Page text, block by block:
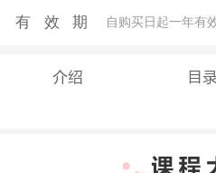
有效期 自购买日起一年有
介绍 目